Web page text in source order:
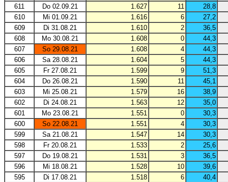
611
Do 02.09.21 1.627 11
28,8
610
Mi 01.09.21 1.616 6
27,2
609
Di 31.08.21 1.610 2
36,5
608
Mo 30.08.21 1.608 0
44,3
607
So 29.08.21 1.608 4
44,3
606
Sa 28.08.21 1.604 5
44,3
605
Fr 27.08.21 1.599 9
51,3
604
Do 26.08.21 1.590 11
45,1
603
Mi 25.08.21 1.579 16
38,9
602
Di 24.08.21 1.563 12
35,0
601
Mo 23.08.21 1.551 0
30,3
600
So 22.08.21 1.551 4
30,3
599
Sa 21.08.21 1.547 14
30,3
598
Fr 20.08.21 1.533 2
25,6
597
Do 19.08.21 1.531 3
36,5
596
Mi 18.08.21 1.528 10
39,6
595
Di 17.08.21 1.518 6
40,4